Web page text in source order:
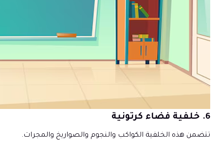
6. خلفية فضاء كرتونية
تتضمن هذه الخلفية الكواكب والنجوم والصواريخ والمجرات.